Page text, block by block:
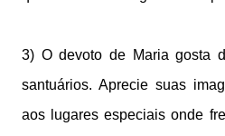
3) O devoto de Maria gosta
santuários. Aprecie suas
aos lugares especiais onde